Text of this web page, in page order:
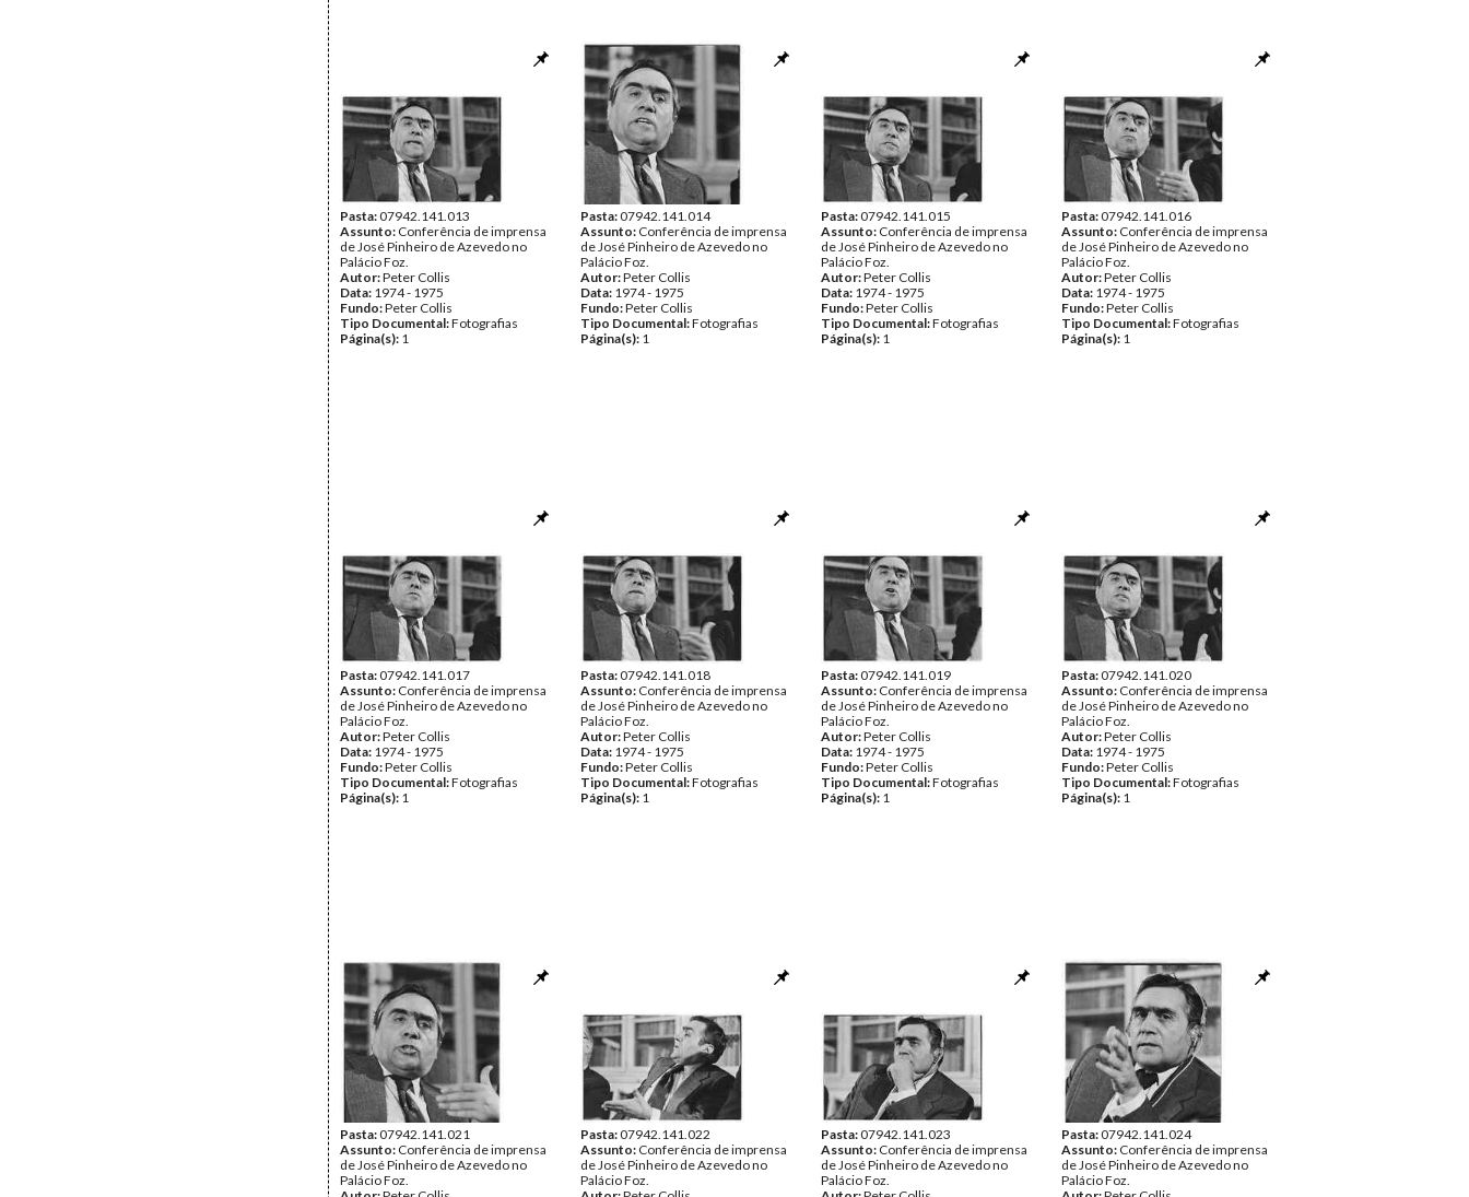
Pasta:07942.141.013
Assunto: Conferência de imprensa
de José Pinheiro de Azevedo no
Palácio Foz.
Autor:Peter Collis
Data: 1974 - 1975
Fundo:Peter Collis
Tipo Documental:Fotografias
Página(s): 1
Pasta:07942.141.014
Assunto: Conferência de imprensa
de José Pinheiro de Azevedo no
Palácio Foz.
Autor:Peter Collis
Data: 1974 - 1975
Fundo:Peter Collis
Tipo Documental:Fotografias
Página(s): 1
Pasta:07942.141.015
Assunto: Conferência de imprensa
de José Pinheiro de Azevedo no
Palácio Foz.
Autor:Peter Collis
Data: 1974 - 1975
Fundo:Peter Collis
Tipo Documental:Fotografias
Página(s): 1
Pasta:07942.141.016
Assunto: Conferência de imprensa
de José Pinheiro de Azevedo no
Palácio Foz.
Autor:Peter Collis
Data: 1974 - 1975
Fundo:Peter Collis
Tipo Documental:Fotografias
Página(s): 1
Pasta:07942.141.017
Assunto: Conferência de imprensa
de José Pinheiro de Azevedo no
Palácio Foz.
Autor:Peter Collis
Data: 1974 - 1975
Fundo:Peter Collis
Tipo Documental:Fotografias
Página(s): 1
Pasta:07942.141.018
Assunto: Conferência de imprensa
de José Pinheiro de Azevedo no
Palácio Foz.
Autor:Peter Collis
Data: 1974 - 1975
Fundo:Peter Collis
Tipo Documental:Fotografias
Página(s): 1
Pasta:07942.141.019
Assunto: Conferência de imprensa
de José Pinheiro de Azevedo no
Palácio Foz.
Autor:Peter Collis
Data: 1974 - 1975
Fundo:Peter Collis
Tipo Documental:Fotografias
Página(s): 1
Pasta:07942.141.020
Assunto: Conferência de imprensa
de José Pinheiro de Azevedo no
Palácio Foz.
Autor:Peter Collis
Data: 1974 - 1975
Fundo:Peter Collis
Tipo Documental:Fotografias
Página(s): 1
Pasta:07942.141.021
Assunto: Conferência de imprensa
de José Pinheiro de Azevedo no
Palácio Foz.
Pasta:07942.141.022
Assunto: Conferência de imprensa
de José Pinheiro de Azevedo no
Palácio Foz.
Pasta:07942.141.023
Assunto: Conferência de imprensa
de José Pinheiro de Azevedo no
Palácio Foz.
Pasta:07942.141.024
Assunto: Conferência de imprensa
de José Pinheiro de Azevedo no
Palácio Foz.